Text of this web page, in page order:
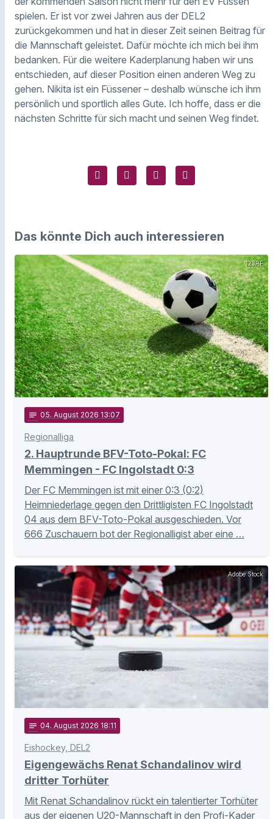
spielen. Er ist vor zwei Jahren aus der DEL2
zurückgekommen und hat in dieser Zeit seinen Beitrag für
die Mannschaft geleistet. Dafür möchte ich mich bei ihm
bedanken. Für die weitere Kaderplanung haben wir uns
entschieden, auf dieser Position einen anderen Weg zu
gehen. Nikita ist ein Füssener – deshalb wünsche ich ihm
persönlich und sportlich alles Gute. Ich hoffe, dass er die
nächsten Schritte für sich macht und seinen Weg findet.
Das könnte Dich auch interessieren
123RF
notes 05. August 2026 13:07
Regionalliga
2. Hauptrunde BFV-Toto-Pokal: FC
Memmingen - FC Ingolstadt 0:3
Der FC Memmingen ist mit einer 0:3 (0:2)
Heimniederlage gegen den Drittligisten FC Ingolstadt
04 aus dem BFV-Toto-Pokal ausgeschieden. Vor
666 Zuschauern bot der Regionalligist aber eine …
Adobe Stock
notes 04. August 2026 18:11
Eishockey, DEL2
Eigengewächs Renat Schandalinov wird
dritter Torhüter
Mit Renat Schandalinov rückt ein talentierter Torhüter
aus der eigenen U20-Mannschaft in den Profi-Kader